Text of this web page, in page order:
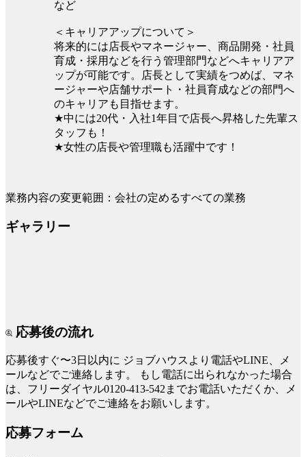
など
＜キャリアアップについて＞
将来的には店長やマネージャー、商品開発・社員
育成・採用などを行う管理部門などへキャリアア
ップが可能です。店長として実績をつめば、マネ
ージャーや店舗サポート・社員育成などの部門へ
のキャリアも目指せます。
★中には20代・入社1年目で店長へ昇格した先輩ス
タッフも！
★女性の店長や管理職も活躍中です！
業務内容の変更範囲：会社の定めるすべての業務
ギャラリー
応募後の流れ
応募後すぐ〜3日以内に ジョブハウスより電話やLINE、メ
ールなどでご連絡します。
もし電話に出られなかった場合
は、フリーダイヤル0120-413-542までお電話いただくか、メ
ールやLINEなどでご連絡をお願いします。
応募フォーム